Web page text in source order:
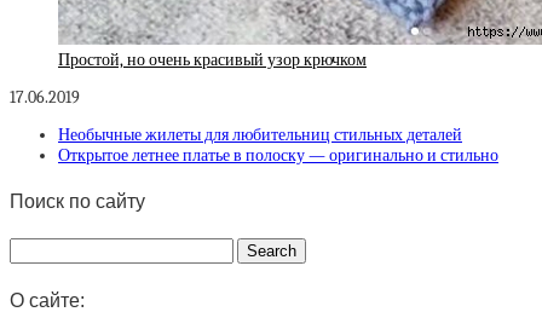
Простой, но очень красивый узор крючком
17.06.2019
Необычные жилеты для любительниц стильных деталей
Открытое летнее платье в полоску — оригинально и стильно
Поиск по сайту
О сайте: